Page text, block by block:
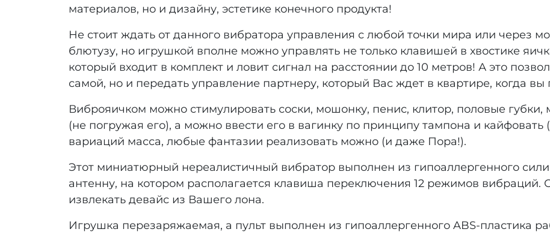
материалов, но и дизайну, эстетике конечного продукта!
Не стоит ждать от данного вибратора управления с любой точки мира или через
блютузу, но игрушкой вполне можно управлять не только клавишей в хвостике
который входит в комплект и ловит сигнал на расстоянии до 10 метров! А это
самой, но и передать управление партнеру, который Вас ждет в квартире, когда вы
Виброяичком можно стимулировать соски, мошонку, пенис, клитор, половые
(не погружая его), а можно ввести его в вагинку по принципу тампона и кайфовать
вариаций масса, любые фантазии реализовать можно (и даже Пора!).
Этот миниатюрный нереалистичный вибратор выполнен из гипоаллергенного
антенну, на котором располагается клавиша переключения 12 режимов вибраций.
извлекать девайс из Вашего лона.
Игрушка перезаряжаемая, а пульт выполнен из гипоаллергенного ABS-пластика